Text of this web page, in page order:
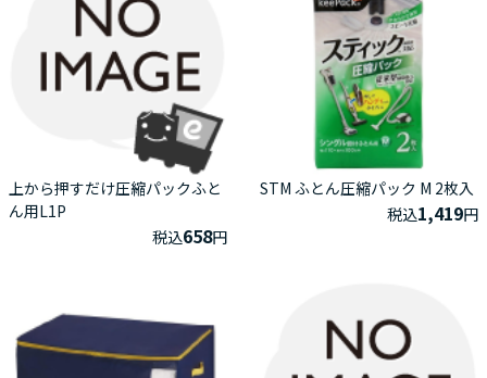
上から押すだけ圧縮パックふと
ん用L1P
税込658円
STM ふとん圧縮パック M 2枚入
税込1,419円